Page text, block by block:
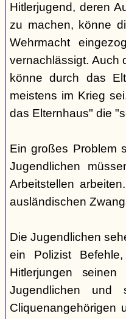
Hitlerjugend, deren
zu machen, könne
Wehrmacht
vernachlässigt. Auch
könne durch das
meistens im Krieg
das Elternhaus" die
Ein großes Problem
Jugendlichen
Arbeitstellen
ausländischen
Die Jugendlichen
ein Polizist
Hitlerjungen
Jugendlichen
Cliquenangehörigen